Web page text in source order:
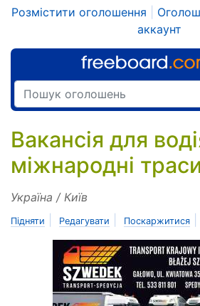
Розмістити оголошення
аккаунт
Вакансія для
міжнародні траси
Україна / Київ
Підняти Редагувати Поскаржитися